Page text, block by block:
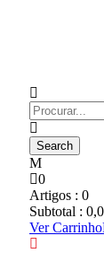
0
Artigos : 0
Subtotal :
Ver Carrinho